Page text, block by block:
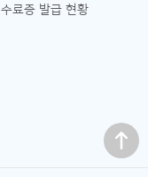
수료증 발급 현황
맨 위로